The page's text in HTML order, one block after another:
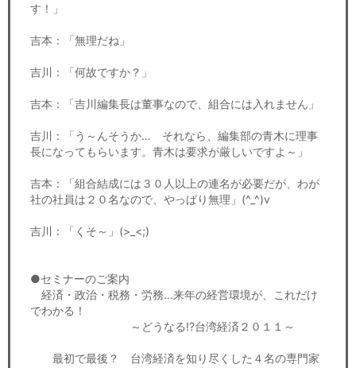
す！」
吉本：「無理だね」
吉川：「何故ですか？」
吉本：「吉川編集長は董事なので、組合には入れません」
吉川：「う～んそうか… それなら、編集部の青木に理事
長になってもらいます。青木は要求が厳しいですよ～」
吉本：「組合結成には３０人以上の連名が必要だが、わが
社の社員は２０名なので、やっぱり無理」(^_^)v
吉川：「くそ～」(>_<;)
●セミナーのご案内
経済・政治・税務・労務…来年の経営環境が、これだけ
でわかる！
～どうなる!?台湾経済２０１１～
最初で最後？ 台湾経済を知り尽くした４名の専門家